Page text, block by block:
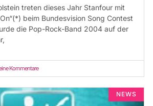
treten dieses Jahr Stanfour mit
beim Bundesvision Song Contest
die Pop-Rock-Band 2004 auf der
Kommentare
NEWS